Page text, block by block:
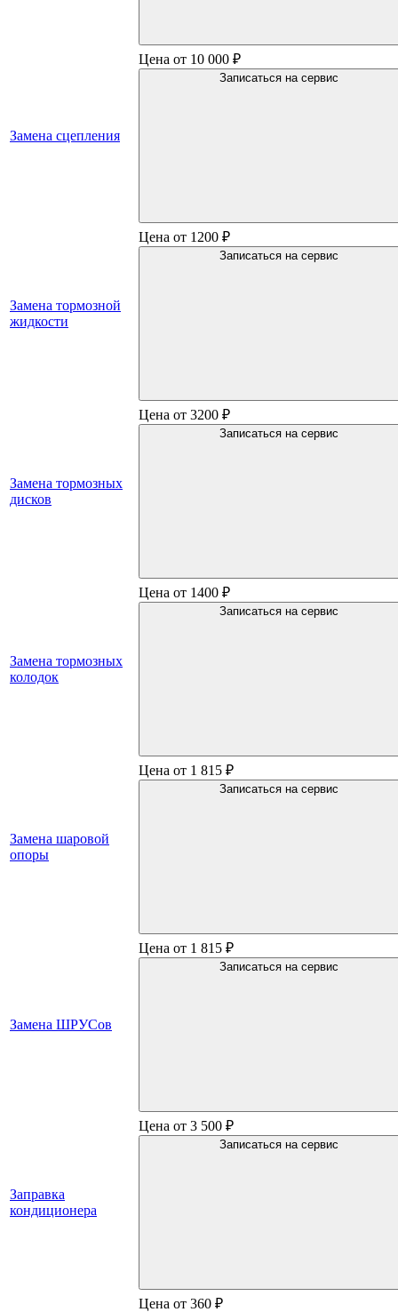
Замена сцепления
Цена от 10 000 ₽
Записаться на сервис
Замена тормозной
жидкости
Цена от 1200 ₽
Записаться на сервис
Замена тормозных
дисков
Цена от 3200 ₽
Записаться на сервис
Замена тормозных
колодок
Цена от 1400 ₽
Записаться на сервис
Замена шаровой
опоры
Цена от 1 815 ₽
Записаться на сервис
Замена ШРУСов
Цена от 1 815 ₽
Записаться на сервис
Заправка
кондиционера
Цена от 3 500 ₽
Записаться на сервис
Цена от 360 ₽